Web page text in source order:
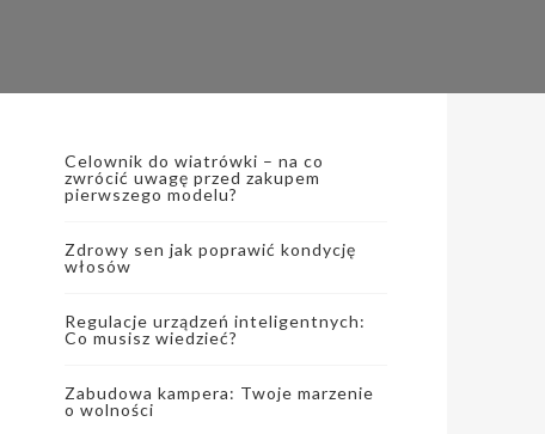
Celownik do wiatrówki – na co
zwrócić uwagę przed zakupem
pierwszego modelu?
Zdrowy sen jak poprawić kondycję
włosów
Regulacje urządzeń inteligentnych:
Co musisz wiedzieć?
Zabudowa kampera: Twoje marzenie
o wolności